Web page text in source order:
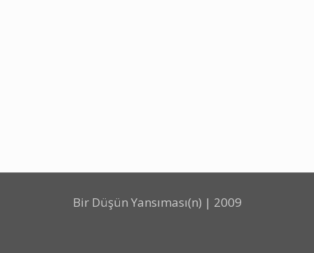
Bir Düşün Yansıması(n) | 2009